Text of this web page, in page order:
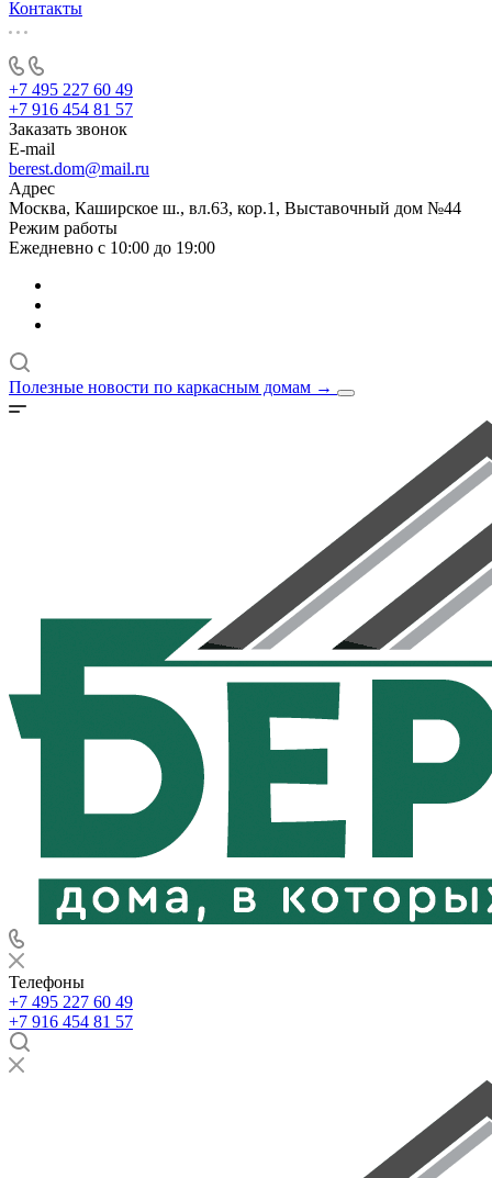
Контакты
+7 495 227 60 49
+7 916 454 81 57
Заказать звонок
E-mail
berest.dom@mail.ru
Адрес
Москва, Каширское ш., вл.63, кор.1, Выставочный дом №44
Режим работы
Ежедневно с 10:00 до 19:00
Полезные новости по каркасным домам →
Телефоны
+7 495 227 60 49
+7 916 454 81 57